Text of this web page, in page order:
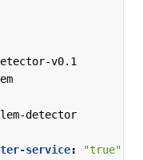
v0.1
detector
service:
"true"